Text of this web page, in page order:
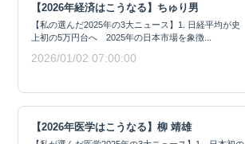
【2026年経済はこうなる】ちゅり男
【私の選んだ2025年の3大ニュース】1. 日経平均が史
上初の5万円台へ 2025年の日本市場を象徴...
2026/01/02 07:00:00
【2026年医学はこうなる】柳 靖雄